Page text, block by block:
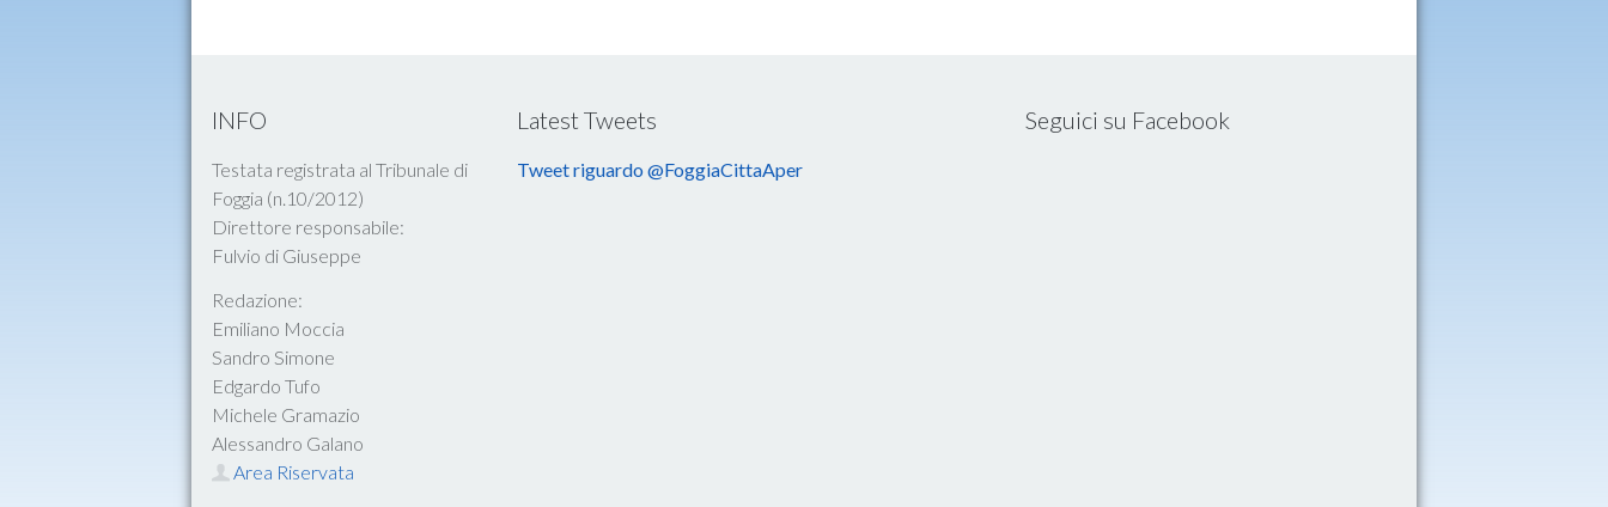
INFO
Testata registrata al Tribunale di
Foggia (n.10/2012)
Direttore responsabile:
Fulvio di Giuseppe
Redazione:
Emiliano Moccia
Sandro Simone
Edgardo Tufo
Michele Gramazio
Alessandro Galano
Area Riservata
Latest Tweets
Tweet riguardo @FoggiaCittaAper
Seguici su Facebook